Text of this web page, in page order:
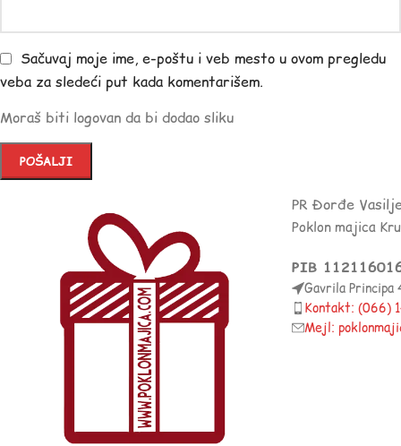
Sačuvaj moje ime, e-poštu i veb mesto u ovom pregledu
veba za sledeći put kada komentarišem.
Moraš biti logovan da bi dodao sliku
PR Đorđe
Poklon majica
PIB
Gavrila Principa
Kontakt: (066)
Mejl: